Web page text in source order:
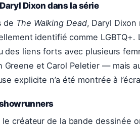
Dixon dans la série
de The Walking Dead, Daryl Dixon
identifié comme LGBTQ+.
des liens forts avec plusieurs
Greene et Carol Peletier — mais
explicite n’a été montrée à
le créateur de la bande dessinée